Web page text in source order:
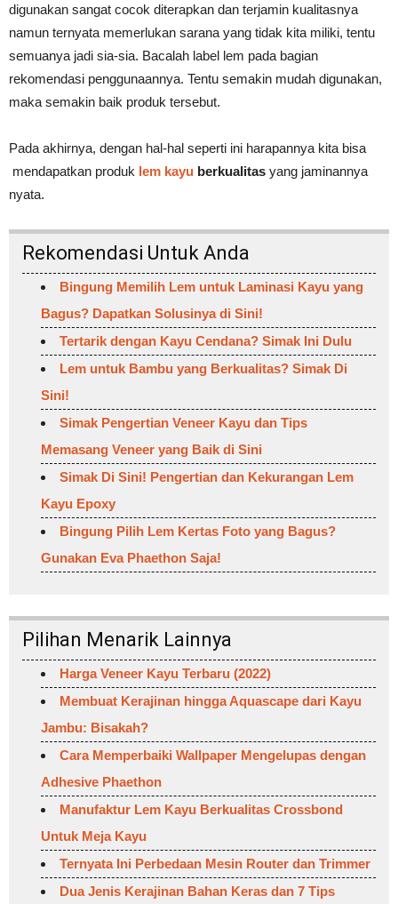
digunakan sangat cocok diterapkan dan terjamin kualitasnya
namun ternyata memerlukan sarana yang tidak kita miliki, tentu
semuanya jadi sia-sia. Bacalah label lem pada bagian
rekomendasi penggunaannya. Tentu semakin mudah digunakan,
maka semakin baik produk tersebut.
Pada akhirnya, dengan hal-hal seperti ini harapannya kita bisa
mendapatkan produk lem kayu berkualitas yang jaminannya
nyata.
Rekomendasi Untuk Anda
Bingung Memilih Lem untuk Laminasi Kayu yang
Bagus? Dapatkan Solusinya di Sini!
Tertarik dengan Kayu Cendana? Simak Ini Dulu
Lem untuk Bambu yang Berkualitas? Simak Di
Sini!
Simak Pengertian Veneer Kayu dan Tips
Memasang Veneer yang Baik di Sini
Simak Di Sini! Pengertian dan Kekurangan Lem
Kayu Epoxy
Bingung Pilih Lem Kertas Foto yang Bagus?
Gunakan Eva Phaethon Saja!
Pilihan Menarik Lainnya
Harga Veneer Kayu Terbaru (2022)
Membuat Kerajinan hingga Aquascape dari Kayu
Jambu: Bisakah?
Cara Memperbaiki Wallpaper Mengelupas dengan
Adhesive Phaethon
Manufaktur Lem Kayu Berkualitas Crossbond
Untuk Meja Kayu
Ternyata Ini Perbedaan Mesin Router dan Trimmer
Dua Jenis Kerajinan Bahan Keras dan 7 Tips